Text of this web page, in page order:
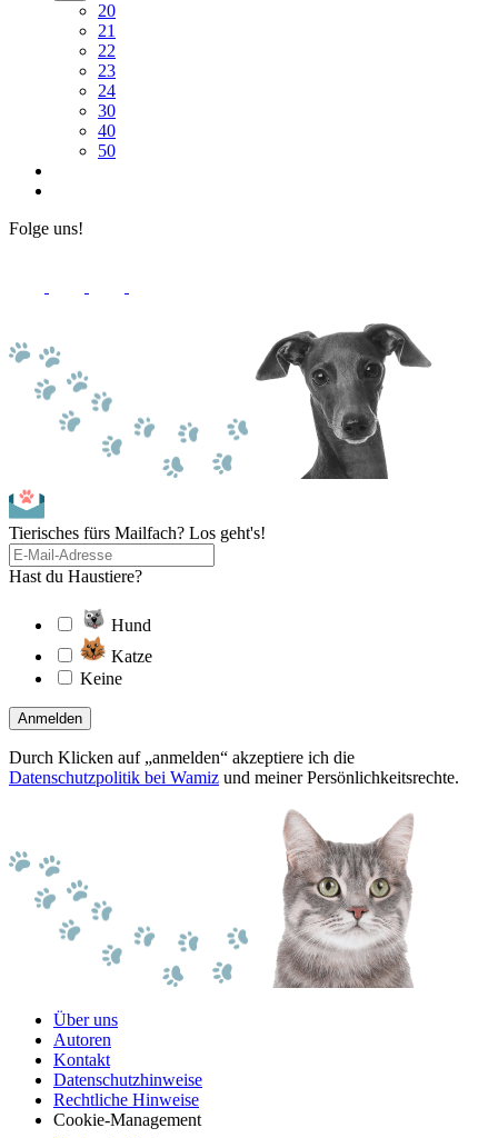
20
21
22
23
24
30
40
50
Folge uns!
Tierisches fürs Mailfach? Los geht's!
Hast du Haustiere?
Hund
Katze
Keine
Anmelden
Durch Klicken auf „anmelden“ akzeptiere ich die
Datenschutzpolitik bei Wamiz und meiner Persönlichkeitsrechte.
Über uns
Autoren
Kontakt
Datenschutzhinweise
Rechtliche Hinweise
Cookie-Management